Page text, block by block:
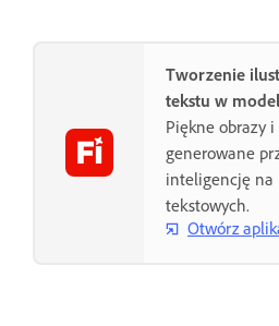
Tworzenie
tekstu w
Piękne obrazy
generowane
inteligencję na
tekstowych.
Otwórz